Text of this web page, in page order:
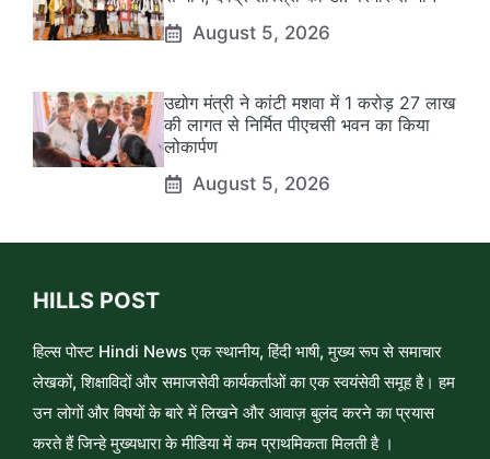
August 5, 2026
उद्योग मंत्री ने कांटी मशवा में 1 करोड़ 27 लाख
की लागत से निर्मित पीएचसी भवन का किया
लोकार्पण
August 5, 2026
HILLS POST
हिल्स पोस्ट Hindi News एक स्थानीय, हिंदी भाषी, मुख्य रूप से समाचार
लेखकों, शिक्षाविदों और समाजसेवी कार्यकर्ताओं का एक स्वयंसेवी समूह है। हम
उन लोगों और विषयों के बारे में लिखने और आवाज़ बुलंद करने का प्रयास
करते हैं जिन्हे मुख्यधारा के मीडिया में कम प्राथमिकता मिलती है ।